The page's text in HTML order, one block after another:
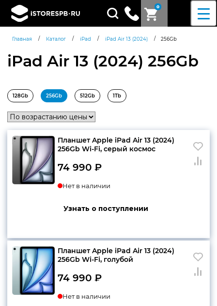
0
Поиск
товаров
Главная / Каталог / iPad / iPad Air 13 (2024) / 256Gb
iPad Air 13 (2024) 256Gb
128Gb 256Gb 512Gb 1Tb
Планшет Apple iPad Air 13 (2024)
256Gb Wi-Fi, серый космос
74 990 ₽
Нет в наличии
Узнать о поступлении
Планшет Apple iPad Air 13 (2024)
256Gb Wi-Fi, голубой
74 990 ₽
Нет в наличии
политикой
+7 812 318-40-14